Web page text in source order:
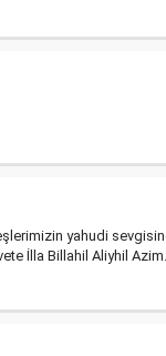
yahudi
İlla Billahil Aliyhil Azim.